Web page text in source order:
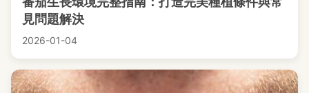
見問題解決
2026-01-04